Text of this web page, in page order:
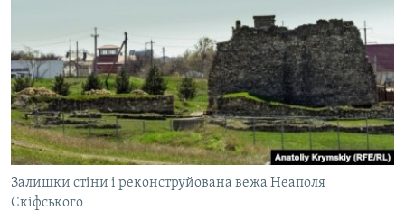
Залишки стіни і реконструйована вежа Неаполя
Скіфського